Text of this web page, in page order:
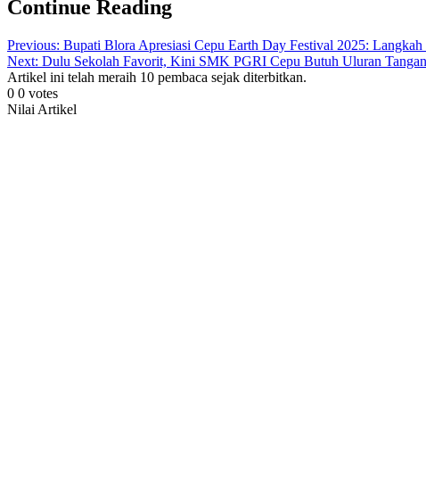
Continue Reading
Previous: Bupati Blora Apresiasi Cepu Earth Day Festival 2025:
Next: Dulu Sekolah Favorit, Kini SMK PGRI Cepu Butuh Uluran Tangan
Artikel ini telah meraih 10 pembaca sejak diterbitkan.
0 0 votes
Nilai Artikel